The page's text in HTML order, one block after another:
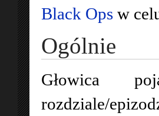
Black Ops w
Ogólnie
Głowica
rozdziale/